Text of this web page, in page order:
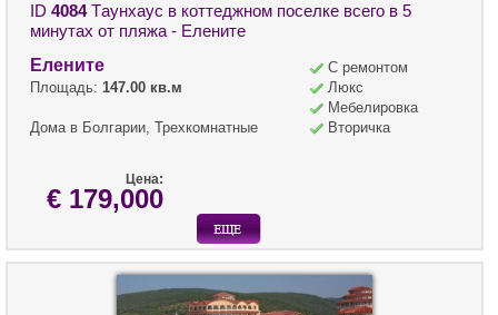
ID 4084Tаунхаус в коттеджном поселке всего в 5
минутах от пляжа - Елените
Елените
Площадь: 147.00 кв.м
Дома в Болгарии, Трехкомнатные
С ремонтом
Люкс
Мебелировка
Вторичка
Цена:
€ 179,000